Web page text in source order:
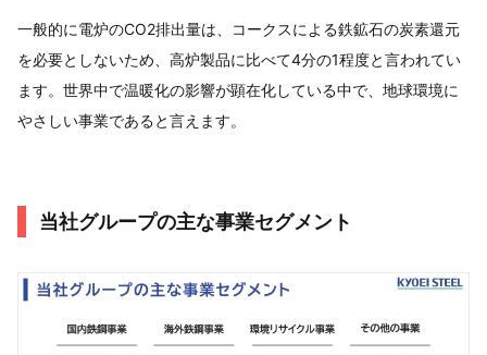
一般的に電炉のCO2排出量は、コークスによる鉄鉱石の炭素還元
を必要としないため、高炉製品に比べて4分の1程度と言われてい
ます。世界中で温暖化の影響が顕在化している中で、地球環境に
やさしい事業であると言えます。
当社グループの主な事業セグメント